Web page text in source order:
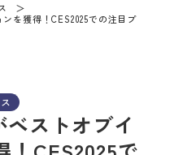
を獲得！CES2025での注目プ
ストオブイ